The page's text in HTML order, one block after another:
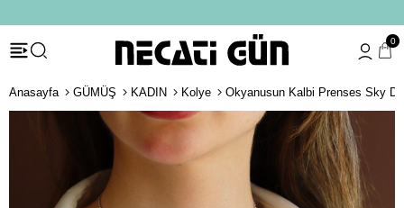
0
Anasayfa GÜMÜŞ KADIN Kolye Okyanusun Kalbi Prenses Sky